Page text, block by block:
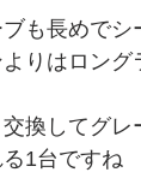
も長めで
りはロン
換してグ
1台ですね